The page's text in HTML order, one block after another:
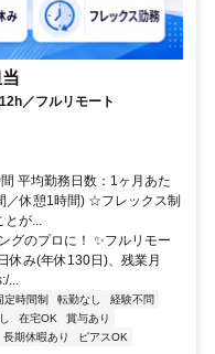
／フルリモート
平均勤務日数：1ヶ月あた
／休憩1時間) ☆フレックス制
が...
グのプロに！ ✨フルリモー
休み(年休130日)、残業月
定時間制 転勤なし
経験不問
在宅OK
賞与あり
長期休暇あり
ピアスOK